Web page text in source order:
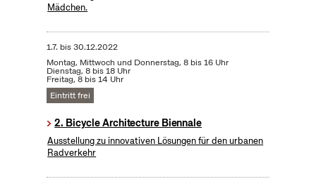
Mädchen.
1.7. bis30.12.2022
Montag, Mittwoch und Donnerstag, 8 bis 16 Uhr
Dienstag, 8 bis 18 Uhr
Freitag, 8 bis 14 Uhr
Eintritt frei
2. Bicycle Architecture Biennale
Ausstellung zu innovativen Lösungen für den urbanen
Radverkehr